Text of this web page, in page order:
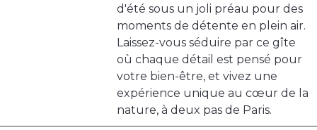
d'été sous un joli préau pour des
moments de détente en plein air.
Laissez-vous séduire par ce gîte
où chaque détail est pensé pour
votre bien-être, et vivez une
expérience unique au cœur de la
nature, à deux pas de Paris.